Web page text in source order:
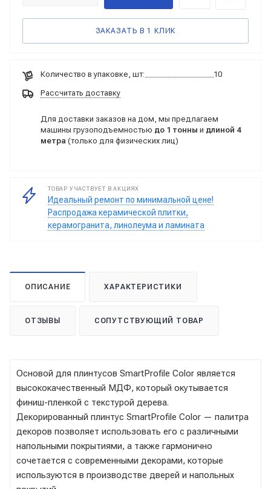
ЗАКАЗАТЬ В 1 КЛИК
Количество в упаковке, шт: 10
Рассчитать доставку
Для доставки заказов на дом, мы предлагаем
машины грузоподъемностью до 1 тонны и длиной 4
метра (только для физических лиц)
ТОВАР УЧАСТВУЕТ В АКЦИЯХ
Идеальный ремонт по минимальной цене!
Распродажа керамической плитки,
керамогранита, линолеума и ламината
ОПИСАНИЕ ХАРАКТЕРИСТИКИ
ОТЗЫВЫ СОПУТСТВУЮЩИЙ ТОВАР
Основой для плинтусов SmartProfile Color является
высококачественный МДФ, который окутывается
финиш-пленкой с текстурой дерева.
Декорированный плинтус SmartProfile Color — палитра
декоров позволяет использовать его с различными
напольными покрытиями, а также гармонично
сочетается с современными декорами, которые
используются в производстве дверей и напольных